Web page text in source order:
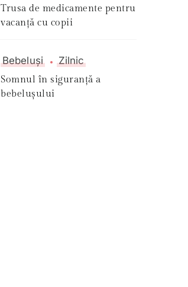
Trusa de medicamente pentru
vacanță cu copii
Bebeluși Zilnic
Somnul în siguranță a
bebelușului